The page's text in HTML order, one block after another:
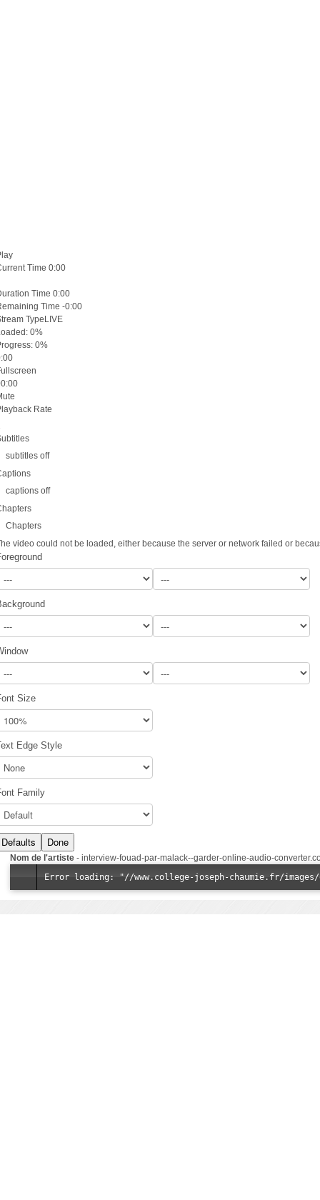
Time 0:00
Time 0:00
Time -0:00
TypeLIVE
: 0%
: 0%
Rate
subtitles off
captions off
Chapters
video could not be loaded, either because the server or network failed or
Size
Edge Style
Family
Defaults Done
Nom de l'artiste - interview-fouad-par-malack--garder-online-audio-